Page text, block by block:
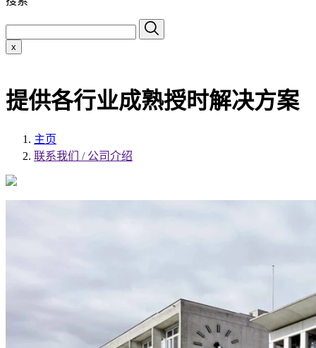
x
提供各行业成熟授时解决方案
主页
联系我们 / 公司介绍